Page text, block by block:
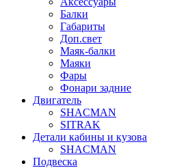
Балки
Габариты
Доп.свет
Маяк-балки
Маяки
Фары
Фонари задние
Двигатель
SHACMAN
SITRAK
Детали кабины и кузова
SHACMAN
Подвеска